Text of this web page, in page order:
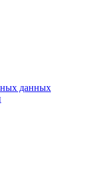
данных